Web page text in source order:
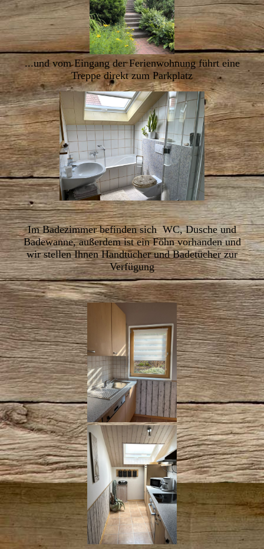
...und vom Eingang der Ferienwohnung führt eine
Treppedirekt zum Parkplatz
Im Badezimmer befinden sich WC, Dusche und
Badewanne, außerdem ist ein Föhn vorhanden und
wir stellen Ihnen Handtücher und Badetücher zur
Verfügung